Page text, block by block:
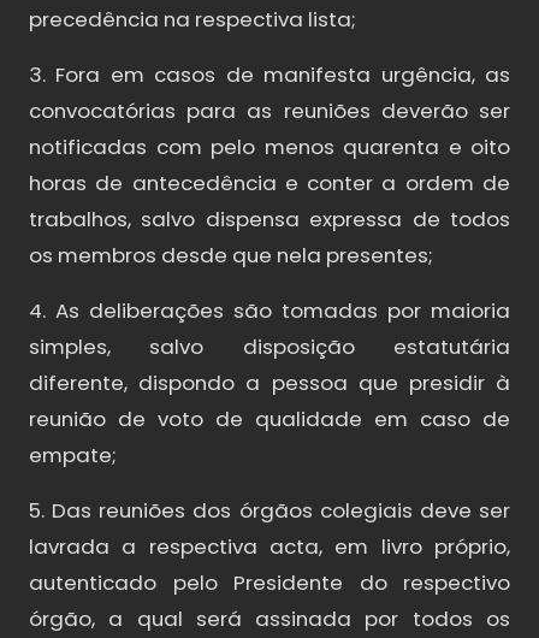
precedência na respectiva lista;
3. Fora em casos de manifesta urgência, as
convocatórias para as reuniões deverão ser
notificadas com pelo menos quarenta e oito
horas de antecedência e conter a ordem de
trabalhos, salvo dispensa expressa de todos
os membros desde que nela presentes;
4. As deliberações são tomadas por maioria
simples, salvo disposição estatutária
diferente, dispondo a pessoa que presidir à
reunião de voto de qualidade em caso de
empate;
5. Das reuniões dos órgãos colegiais deve ser
lavrada a respectiva acta, em livro próprio,
autenticado pelo Presidente do respectivo
órgão, a qual será assinada por todos os